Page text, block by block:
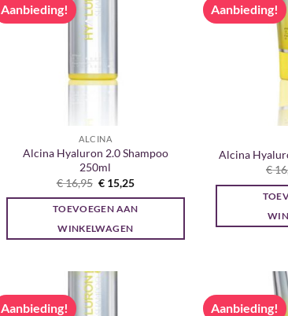
Aanbieding!
ALCINA
Alcina Hyaluron 2.0 Shampoo
250ml
€16,95 Oorspronkelijke
was:
€ 16,95.
€15,25Huidige
is:
€ 15,25.
TOEVOEGEN AAN
WINKELWAGEN
Aanbieding!
Alcina
€
Aanbieding! Aanbieding!